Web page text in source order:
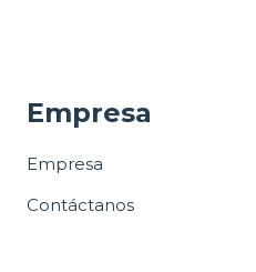
Empresa
Empresa
Contáctanos